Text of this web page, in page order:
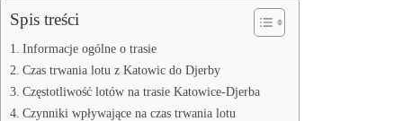
Spis treści
Informacje ogólne o trasie
Czas trwania lotu z Katowic do Djerby
Częstotliwość lotów na trasie Katowice-Djerba
Czynniki wpływające na czas trwania lotu